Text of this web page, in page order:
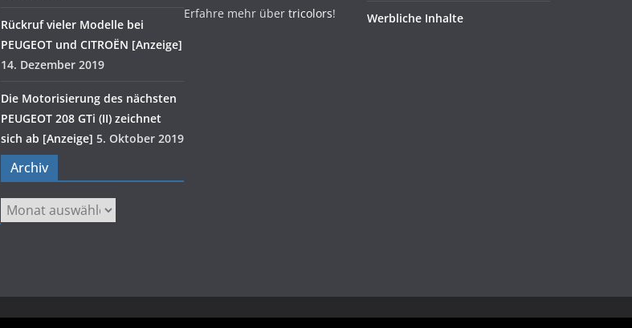
Rückruf vieler Modelle bei
PEUGEOT und CITROËN [Anzeige]
14. Dezember 2019
Die Motorisierung des nächsten
PEUGEOT 208 GTi (II) zeichnet
sich ab [Anzeige] 5. Oktober 2019
Archiv
Archiv
Erfahre mehr über tricolors! Werbliche Inhalte